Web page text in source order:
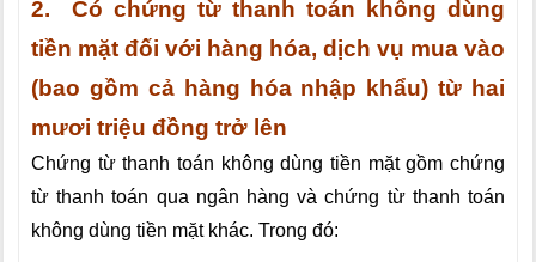
2. Có chứng từ thanh toán không dùng
tiền mặt đối với hàng hóa, dịch vụ mua vào
(bao gồm cả hàng hóa nhập khẩu) từ hai
mươi triệu đồng trở lên
Chứng từ thanh toán không dùng tiền mặt gồm chứng
từ thanh toán qua ngân hàng và chứng từ thanh toán
không dùng tiền mặt khác. Trong đó: